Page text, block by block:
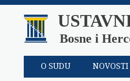
Bosne i
O SUDU NOVOSTI